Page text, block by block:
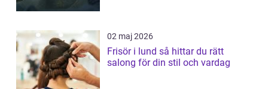
02 maj 2026
Frisör i lund så hittar du rätt
salong för din stil och vardag